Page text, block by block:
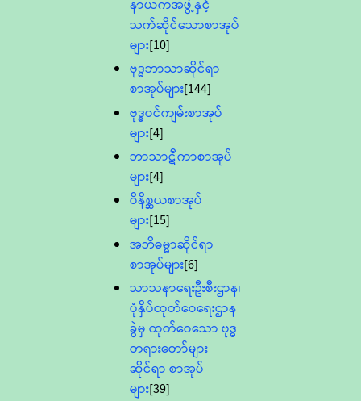
နာယကအဖွဲ့နှင့်
သက်ဆိုင်သောစာအုပ်
များ[10]
ဗုဒ္ဓဘာသာဆိုင်ရာ
စာအုပ်များ[144]
ဗုဒ္ဓဝင်ကျမ်းစာအုပ်
များ[4]
ဘာသာဋီကာစာအုပ်
များ[4]
ဝိနိစ္ဆယစာအုပ်
များ[15]
အဘိဓမ္မာဆိုင်ရာ
စာအုပ်များ[6]
သာသနာရေးဦးစီးဌာန၊
ပုံနှိပ်ထုတ်ဝေရေးဌာန
ခွဲမှ ထုတ်ဝေသော ဗုဒ္ဓ
တရားတော်များ
ဆိုင်ရာ စာအုပ်
များ[39]